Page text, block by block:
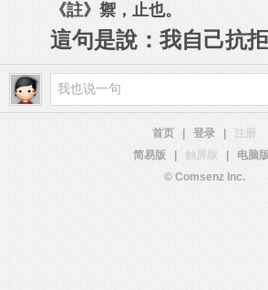
《註》禦，止也。
這句是說： 我自己抗
首页 登录
注册
简易版
触屏版 电脑版
© Comsenz Inc.